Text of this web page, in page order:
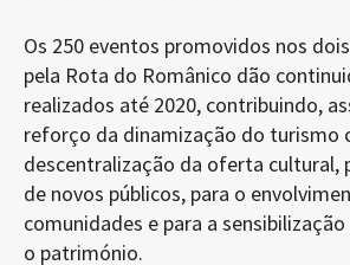
Os 250 eventos promovidos nos
pela Rota do Românico dão
realizados até 2020, contribuindo,
reforço da dinamização do turismo
descentralização da oferta cultural,
de novos públicos, para o
comunidades e para a
o património.